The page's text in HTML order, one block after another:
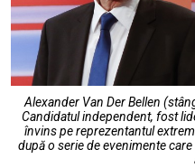
Alexander Van Der Bellen
Candidatul independent, fost
învins pe reprezentantul
după o serie de evenimente